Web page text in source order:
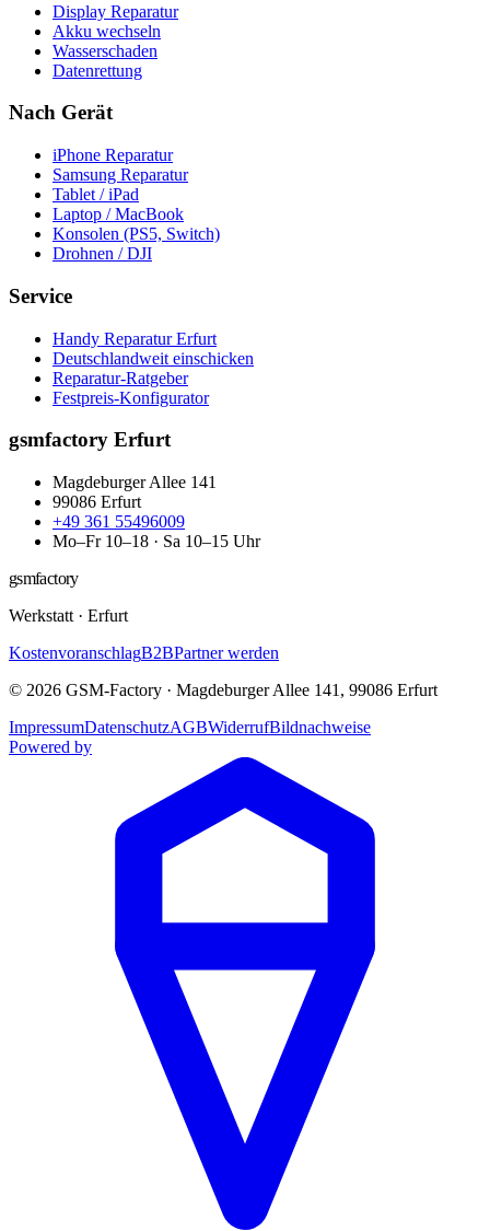
Display Reparatur
Akku wechseln
Wasserschaden
Datenrettung
Nach Gerät
iPhone Reparatur
Samsung Reparatur
Tablet / iPad
Laptop / MacBook
Konsolen (PS5, Switch)
Drohnen / DJI
Service
Handy Reparatur Erfurt
Deutschlandweit einschicken
Reparatur-Ratgeber
Festpreis-Konfigurator
gsmfactory Erfurt
Magdeburger Allee 141
99086 Erfurt
+49 361 55496009
Mo–Fr 10–18 · Sa 10–15 Uhr
gsmfactory
Werkstatt · Erfurt
KostenvoranschlagB2BPartner werden
© 2026 GSM-Factory · Magdeburger Allee 141 , 99086 Erfurt
ImpressumDatenschutzAGBWiderrufBildnachweise
Powered by